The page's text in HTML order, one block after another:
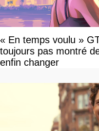
« En temps voulu »
toujours pas montré
enfin changer